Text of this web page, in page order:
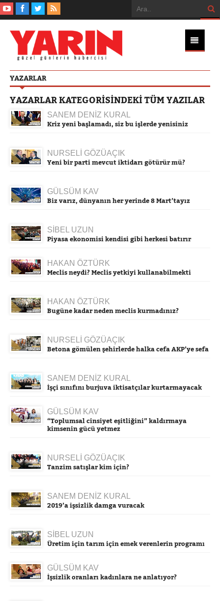
YAZARLAR
YAZARLAR KATEGORİSİNDEKİ TÜM YAZILAR
SANEM DENİZ KURAL
Kriz yeni başlamadı, siz bu işlerde yenisiniz
NURSELİ GÖZÜAÇIK
Yeni bir parti mevcut iktidarı götürür mü?
GÜLSÜM KAV
Biz varız, dünyanın her yerinde 8 Mart’tayız
SİBEL UZUN
Piyasa ekonomisi kendisi gibi herkesi batırır
HAKAN ÖZTÜRK
Meclis neydi? Meclis yetkiyi kullanabilmekti
HAKAN ÖZTÜRK
Bugüne kadar neden meclis kurmadınız?
NURSELİ GÖZÜAÇIK
Betona gömülen şehirlerde halka cefa AKP’ye sefa
SANEM DENİZ KURAL
İşçi sınıfını burjuva iktisatçılar kurtarmayacak
GÜLSÜM KAV
“Toplumsal cinsiyet eşitliğini” kaldırmaya
kimsenin gücü yetmez
NURSELİ GÖZÜAÇIK
Tanzim satışlar kim için?
SANEM DENİZ KURAL
2019’a işsizlik damga vuracak
SİBEL UZUN
Üretim için tarım için emek verenlerin programı
GÜLSÜM KAV
İşsizlik oranları kadınlara ne anlatıyor?